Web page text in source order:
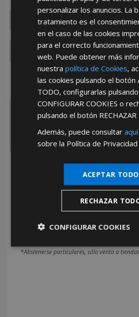
¿De dónde es la
España
Portugal
*Abstenerse particulares, sólo venta a
personalizar los anuncios. La
tratamiento es el
en el caso de las cookies
para el correcto
web. Puede obtener más
nuestrapolítica de Cookies,
las cookies pulsando el botón
TODO, configurarlas
CONFIGURAR COOKIES o
pulsando el botón
Además, puede consultaraquí
sobre la Política de
ACEPTAR TODO
RECHAZAR
CONFIGURAR COOKIES